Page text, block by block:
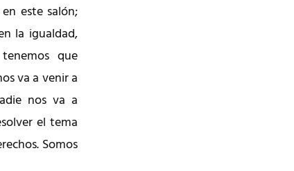
este salón;
la igualdad,
que
va a venir a
nos va a
el tema
Somos